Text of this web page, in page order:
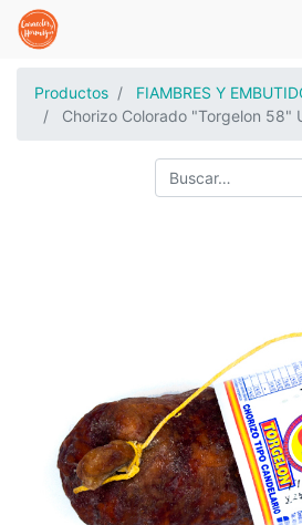
Productos
FIAMBRES Y
Chorizo Colorado "Torgelon 58"